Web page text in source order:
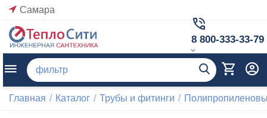
Самара
8 800-333-33-79
Главная / Каталог / Трубы и фитинги /